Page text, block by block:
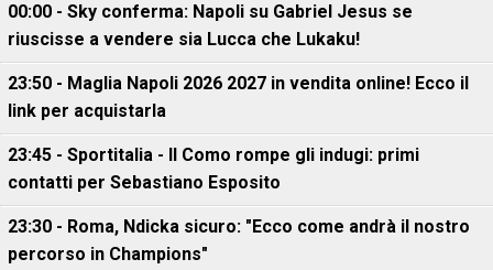
00:00 - Sky conferma: Napoli su Gabriel Jesus se
riuscisse a vendere sia Lucca che Lukaku!
23:50 - Maglia Napoli 2026 2027 in vendita online! Ecco il
link per acquistarla
23:45 - Sportitalia - Il Como rompe gli indugi: primi
contatti per Sebastiano Esposito
23:30 - Roma, Ndicka sicuro: "Ecco come andrà il nostro
percorso in Champions"